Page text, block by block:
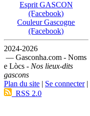
Esprit GASCON
(Facebook)
Couleur Gascogne
(Facebook)
2024-2026
— Gasconha.com - Noms
e Lòcs - Nos lieux-dits
gascons
Plan du site | Se connecter|
RSS 2.0